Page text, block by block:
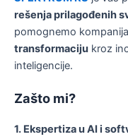
rešenja prilagođenih
pomognemo
transformaciju kroz
inteligencije.
Zašto mi?
1. Ekspertiza u AI i